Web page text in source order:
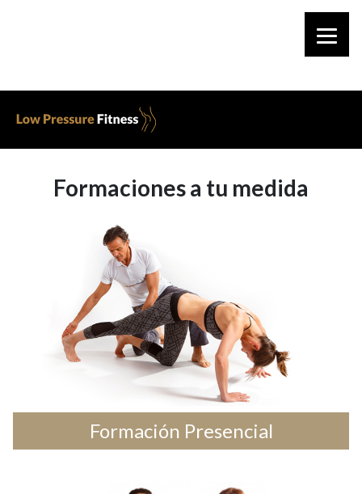
Formaciones a tu medida
Formación Presencial